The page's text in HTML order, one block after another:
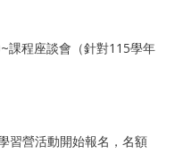
課程座談會（針對115學年
習營活動開始報名，名額